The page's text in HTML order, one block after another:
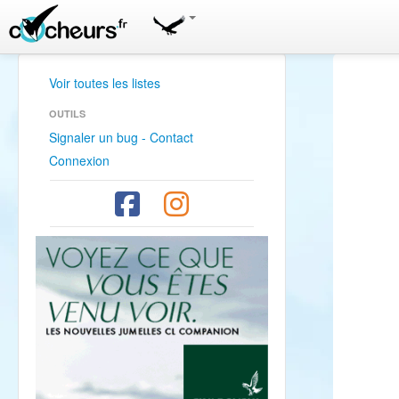
Voir toutes les listes
OUTILS
Signaler un bug - Contact
Connexion